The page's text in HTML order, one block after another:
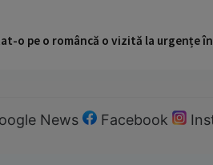
o pe o româncă o vizită la urgențe
News Facebook